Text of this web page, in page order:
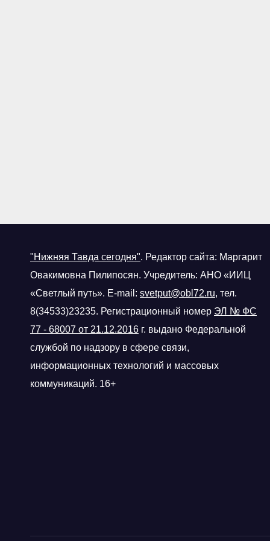
"Нижняя Тавда сегодня". Редактор сайта: Маргарит
Овакимовна Пилипосян. Учредитель: АНО «ИИЦ
«Светлый путь». E-mail: svetput@obl72.ru, тел.
8(34533)23235. Регистрационный номер ЭЛ № ФС
77 - 68007 от 21.12.2016 г. выдано Федеральной
службой по надзору в сфере связи,
информационных технологий и массовых
коммуникаций. 16+